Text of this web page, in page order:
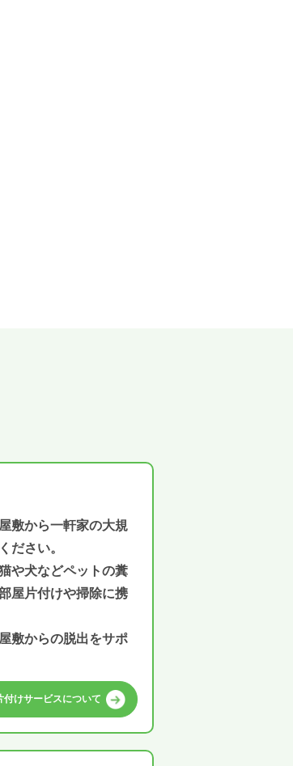
敷から一軒家の大規
ださい。
や犬などペットの糞
屋片付けや掃除に携
敷からの脱出をサポ
付けサービスについて